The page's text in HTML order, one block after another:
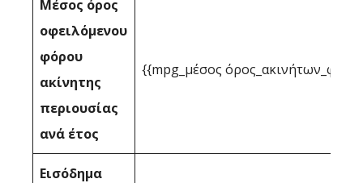
Μέσος όρος
οφειλόμενου
φόρου
ακίνητης
περιουσίας
ανά έτος
{{mpg_μέσος
Εισόδημα